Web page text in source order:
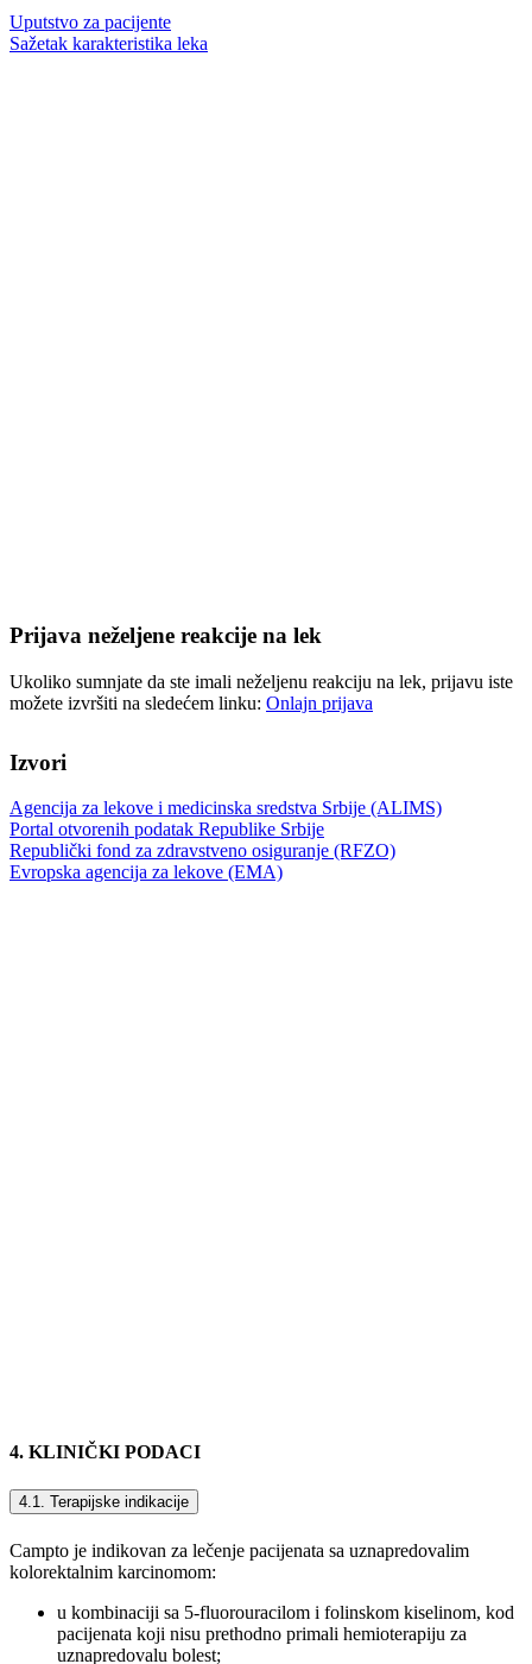
Uputstvo za pacijente
Sažetak karakteristika leka
Prijava neželjene reakcije na lek
Ukoliko sumnjate da ste imali neželjenu reakciju na lek, prijavu iste
možete izvršiti na sledećem linku: Onlajn prijava
Izvori
Agencija za lekove i medicinska sredstva Srbije (ALIMS)
Portal otvorenih podatak Republike Srbije
Republički fond za zdravstveno osiguranje (RFZO)
Evropska agencija za lekove (EMA)
4. KLINIČKI PODACI
4.1. Terapijske indikacije
Campto je indikovan za lečenje pacijenata sa uznapredovalim
kolorektalnim karcinomom:
u kombinaciji sa 5-fluorouracilom i folinskom kiselinom, kod
pacijenata koji nisu prethodno primali hemioterapiju za
uznapredovalu bolest;